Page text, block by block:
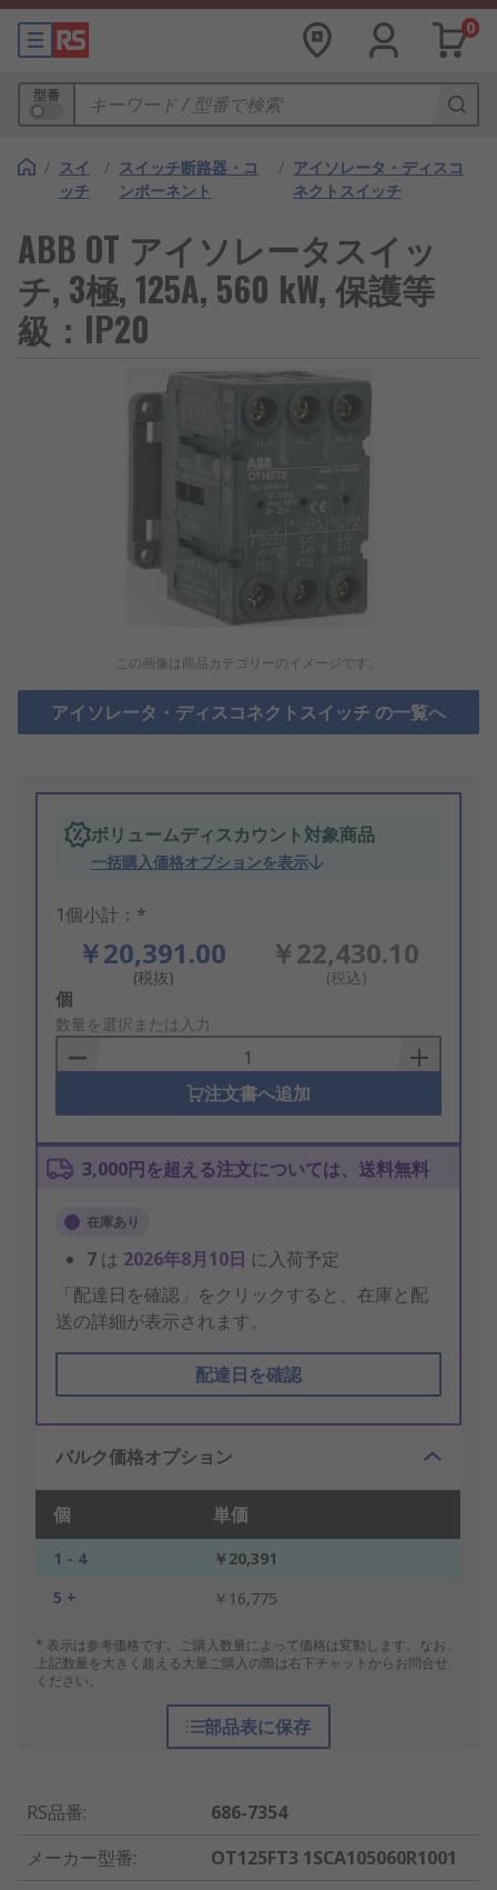
0
型番
/ スイ
ッチ
/ スイッチ断路器・コ
ンポーネント
/ アイソレータ・ディスコ
ネクトスイッチ
ABB OT アイソレータスイッ
チ, 3極, 125A, 560 kW, 保護等
級：IP20
この画像は商品カテゴリーのイメージです。
アイソレータ・ディスコネクトスイッチ の一覧へ
ボリュームディスカウント対象商品
一括購入価格オプションを表示
1個小計：*
￥20,391.00
(税抜)
￥22,430.10
(税込)
Add
to
Basket
個
数量を選択または入力
注文書へ追加
3,000円を超える注文については、送料無料
在庫あり
7 は 2026年8月10日 に入荷予定
「配達日を確認」をクリックすると、在庫と配
送の詳細が表示されます。
配達日を確認
バルク価格オプション
個 単価
1 - 4
￥20,391
5 +
￥16,775
* 表示は参考価格です。ご購入数量によって価格は変動します。なお、
上記数量を大きく超える大量ご購入の際は右下チャットからお問合せ
ください。
部品表に保存
RS品番:
686-7354
メーカー型番:
OT125FT3 1SCA105060R1001